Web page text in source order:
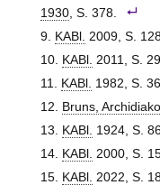
1930, S. 378.
KABl.
2009, S.
KABl.
2011, S.
KABl.
1982, S. 36.
Bruns,
KABl.
1924, S.
KABl.
2000, S.
KABl.
2022, S.